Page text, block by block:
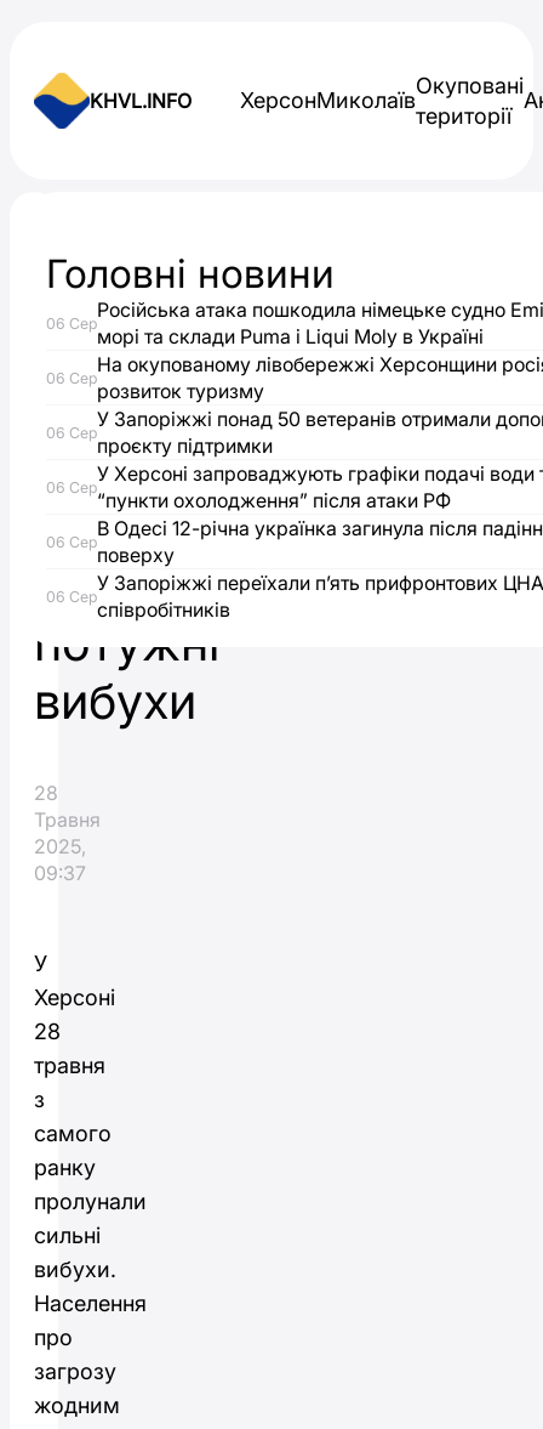
KHVL.INFO ХерсонМиколаїв
Окуповані
території
З
самого
ранку
у
Херсоні
лунають
потужні
вибухи
28
Травня
2025,
09:37
У
Херсоні
28
травня
з
самого
ранку
пролунали
сильні
вибухи.
Населення
про
загрозу
жодним
Головні новини
06 Сер
Російська атака пошкодила німецьке судно
морі та склади Puma і Liqui Moly в Україні
06 Сер
На окупованому лівобережжі Херсонщини
розвиток туризму
06 Сер
У Запоріжжі понад 50 ветеранів отримали
проєкту підтримки
06 Сер
У Херсоні запроваджують графіки подачі води
“пункти охолодження” після атаки РФ
06 Сер
В Одесі 12-річна українка загинула після
поверху
06 Сер
У Запоріжжі переїхали п’ять прифронтових
співробітників